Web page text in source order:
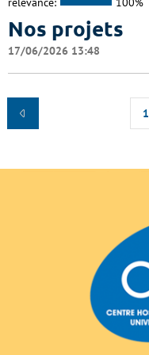
Nos projets
17/06/2026 13:48
1